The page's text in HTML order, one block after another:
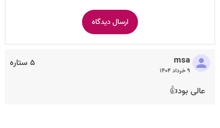
۵ ستاره msa
۹ خرداد ۱۴۰۴
عالی بود👍